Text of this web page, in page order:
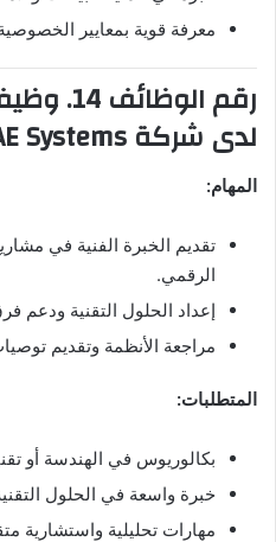
معرفة قوية بمعايير
رقم
لدى شركة BAE Systems
المهام:
تقديم الخبرة الفنية في
الرقمي.
إعداد الحلول التقنية ودعم
مراجعة الأنظمة وتقديم
المتطلبات:
بكالوريوس في الهندسة أو
خبرة واسعة في الحلول
مهارات تحليلية واستشارية